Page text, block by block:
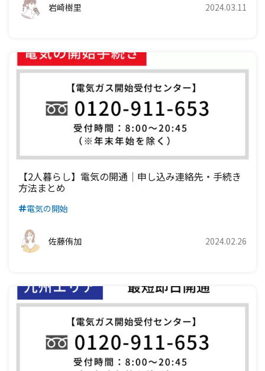
岩崎樹里 2024.03.11
【2人暮らし】電気の開通｜申し込み連絡先・手続き
方法まとめ
電気の開始
佐藤侑加 2024.02.26